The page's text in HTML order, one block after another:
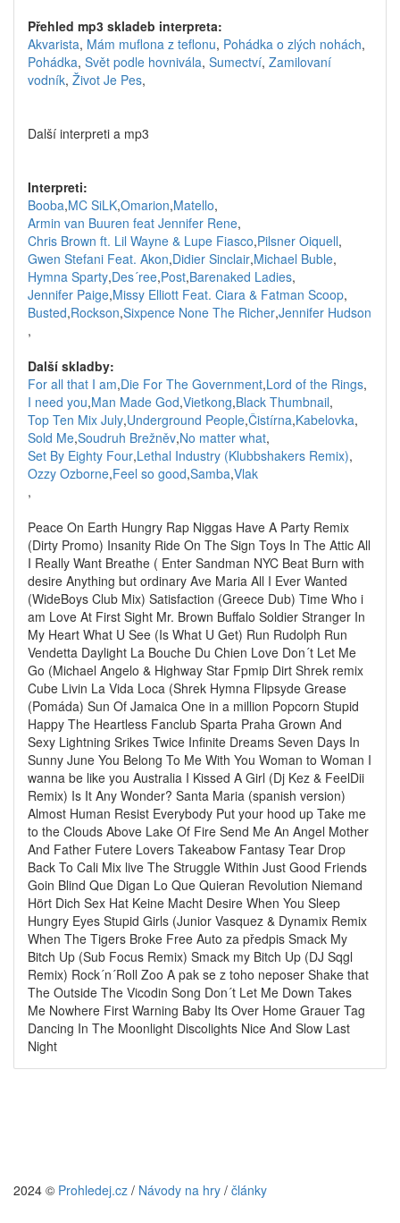
Přehled mp3 skladeb interpreta:
Akvarista, Mám muflona z teflonu, Pohádka o zlých nohách,
Pohádka, Svět podle hovnivála, Sumectví, Zamilovaní
vodník, Život Je Pes,
Další interpreti a mp3
Interpreti:
Booba,MC SiLK,Omarion,Matello,
Armin van Buuren feat Jennifer Rene,
Chris Brown ft. Lil Wayne & Lupe Fiasco,Pilsner Oiquell,
Gwen Stefani Feat. Akon,Didier Sinclair,Michael Buble,
Hymna Sparty,Des´ree,Post,Barenaked Ladies,
Jennifer Paige,Missy Elliott Feat. Ciara & Fatman Scoop,
Busted,Rockson,Sixpence None The Richer,Jennifer Hudson
,
Další skladby:
For all that I am,Die For The Government,Lord of the Rings,
I need you,Man Made God,Vietkong,Black Thumbnail,
Top Ten Mix July,Underground People,Čistírna,Kabelovka,
Sold Me,Soudruh Brežněv,No matter what,
Set By Eighty Four,Lethal Industry (Klubbshakers Remix),
Ozzy Ozborne,Feel so good,Samba,Vlak
,
Peace On Earth Hungry Rap Niggas Have A Party Remix
(Dirty Promo) Insanity Ride On The Sign Toys In The Attic All
I Really Want Breathe ( Enter Sandman NYC Beat Burn with
desire Anything but ordinary Ave Maria All I Ever Wanted
(WideBoys Club Mix) Satisfaction (Greece Dub) Time Who i
am Love At First Sight Mr. Brown Buffalo Soldier Stranger In
My Heart What U See (Is What U Get) Run Rudolph Run
Vendetta Daylight La Bouche Du Chien Love Don´t Let Me
Go (Michael Angelo & Highway Star Fpmip Dirt Shrek remix
Cube Livin La Vida Loca (Shrek Hymna Flipsyde Grease
(Pomáda) Sun Of Jamaica One in a million Popcorn Stupid
Happy The Heartless Fanclub Sparta Praha Grown And
Sexy Lightning Srikes Twice Infinite Dreams Seven Days In
Sunny June You Belong To Me With You Woman to Woman I
wanna be like you Australia I Kissed A Girl (Dj Kez & FeelDii
Remix) Is It Any Wonder? Santa Maria (spanish version)
Almost Human Resist Everybody Put your hood up Take me
to the Clouds Above Lake Of Fire Send Me An Angel Mother
And Father Futere Lovers Takeabow Fantasy Tear Drop
Back To Cali Mix live The Struggle Within Just Good Friends
Goin Blind Que Digan Lo Que Quieran Revolution Niemand
Hört Dich Sex Hat Keine Macht Desire When You Sleep
Hungry Eyes Stupid Girls (Junior Vasquez & Dynamix Remix
When The Tigers Broke Free Auto za předpis Smack My
Bitch Up (Sub Focus Remix) Smack my Bitch Up (DJ Sqgl
Remix) Rock´n´Roll Zoo A pak se z toho neposer Shake that
The Outside The Vicodin Song Don´t Let Me Down Takes
Me Nowhere First Warning Baby Its Over Home Grauer Tag
Dancing In The Moonlight Discolights Nice And Slow Last
Night
2024 © Prohledej.cz / Návody na hry / články